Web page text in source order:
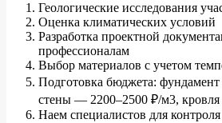
Геологические исследования
Оценка климатических условий
Разработка проектной
профессионалам
Выбор материалов с учетом
Подготовка бюджета:
стены — 2200–2500 ₽/м3,
Наем специалистов для